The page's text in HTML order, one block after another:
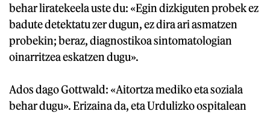
behar liratekeela uste du: «Egin dizkiguten probek ez
badute detektatu zer dugun, ez dira ari asmatzen
probekin; beraz, diagnostikoa sintomatologian
oinarritzea eskatzen dugu».
Ados dago Gottwald: «Aitortza mediko eta soziala
behar dugu». Erizaina da, eta Urdulizko ospitalean